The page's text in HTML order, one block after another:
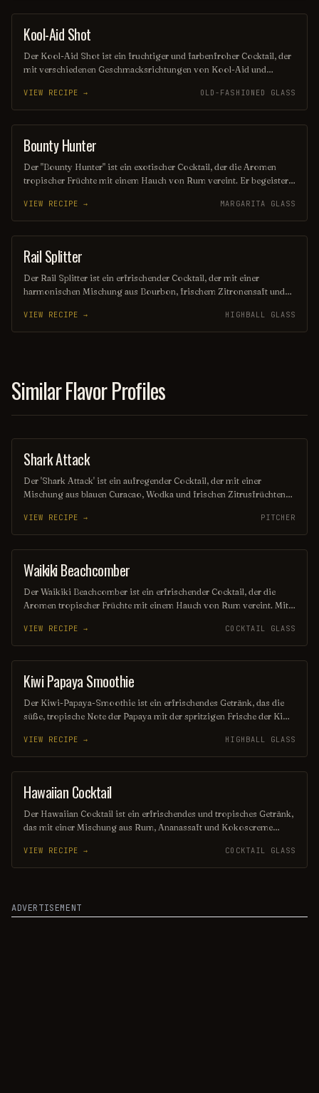
Sommerabende oder gesellige Runden!
SHOT
Kool-Aid Shot
Der Kool-Aid Shot ist ein fruchtiger und farbenfroher Cocktail, der
mit verschiedenen Geschmacksrichtungen von Kool-Aid und
einen süßen und spritzigen Genuss, der perfekt für Partys und
gesellige Runden ist. Seine lebendige Farbe und der süße
Geschmack machen ihn zu einem beliebten Highlight an jeder Bar.
VIEW RECIPE → OLD-FASHIONED GLASS
COCKTAIL
Bounty Hunter
Der "Bounty Hunter" ist ein exotischer Cocktail, der die Aromen
tropischer Früchte mit einem Hauch von Rum vereint. Er begeistert
einem Spritzer Limette, perfekt für einen sonnigen Tag oder einen
entspannten Abend. Ein echter Genuss für alle, die das Abenteuer
lieben!
VIEW RECIPE → MARGARITA GLASS
COCKTAIL
Rail Splitter
Der Rail Splitter ist ein erfrischender Cocktail, der mit einer
harmonischen Mischung aus Bourbon, frischem Zitronensaft und
Kombination bietet eine perfekte Balance zwischen süßen und
sauren Aromen, die den Gaumen verwöhnen. Ideal für gesellige
VIEW RECIPE → HIGHBALL GLASS
Similar Flavor Profiles
COCKTAIL
Shark Attack
Der 'Shark Attack' ist ein aufregender Cocktail, der mit einer
Mischung aus blauen Curacao, Wodka und frischen Zitrusfrüchten
Geschmack machen ihn zu einem perfekten Getränk für
sommerliche Partys oder exotische Anlässe. Ein echter Hingucker,
der für unvergessliche Momente sorgt!
VIEW RECIPE → PITCHER
ORDINARY DRINK
Waikiki Beachcomber
Der Waikiki Beachcomber ist ein erfrischender Cocktail, der die
Aromen tropischer Früchte mit einem Hauch von Rum vereint. Mit
er die Genießer sofort in Urlaubsstimmung. Perfekt für sonnige
Tage am Strand oder als exotischer Genuss zu Hause.
VIEW RECIPE → COCKTAIL GLASS
OTHER / UNKNOWN
Kiwi Papaya Smoothie
Der Kiwi-Papaya-Smoothie ist ein erfrischendes Getränk, das die
süße, tropische Note der Papaya mit der spritzigen Frische der Kiwi
Limette ist dieser Smoothie nicht nur köstlich, sondern auch perfekt
für einen gesunden Genuss an warmen Tagen. Ideal als Frühstück
oder erfrischender Snack!
VIEW RECIPE → HIGHBALL GLASS
ORDINARY DRINK
Hawaiian Cocktail
Der Hawaiian Cocktail ist ein erfrischendes und tropisches Getränk,
das mit einer Mischung aus Rum, Ananassaft und Kokoscreme
sofort in Urlaubsstimmung und machen ihn zum perfekten Drink
für heiße Sommertage. Genießen Sie diesen exotischen Cocktail mit
VIEW RECIPE → COCKTAIL GLASS
ADVERTISEMENT